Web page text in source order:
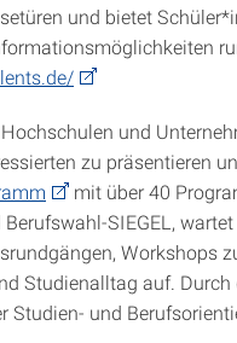
und bietet
und
zu präsentieren
mit über 40
SIEGEL,
Workshops
Studienalltag auf.
Studien- und